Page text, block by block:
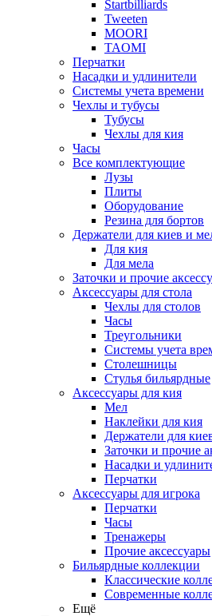
Startbilliards
Tweeten
MOORI
TAOMI
Перчатки
Насадки и удлинители
Системы учета времени
Чехлы и тубусы
Тубусы
Чехлы для кия
Часы
Все комплектующие
Лузы
Плиты
Оборудование
Резина для бортов
Держатели для киев и
Для кия
Для мела
Заточки и прочие
Аксессуары для стола
Чехлы для столов
Часы
Треугольники
Системы учета
Столешницы
Стулья бильярдные
Аксессуары для кия
Мел
Наклейки для кия
Держатели для
Заточки и прочие
Насадки и
Перчатки
Аксессуары для игрока
Перчатки
Часы
Тренажеры
Прочие аксессуары
Бильярдные коллекции
Классические
Современные
Ещё